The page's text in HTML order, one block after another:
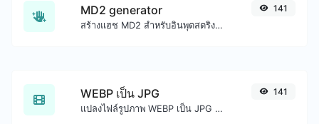
MD2 generator
สร้างแฮช MD2 สำหรับอินพุตสตริงใดๆ
141
WEBP เป็น JPG
แปลงไฟล์รูปภาพ WEBP เป็น JPG ได้อย่างง่ายดาย
141